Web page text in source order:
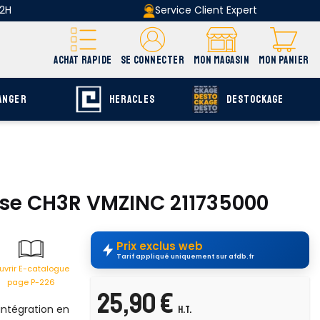
Service Client Expert
ACHAT RAPIDE SE CONNECTER MON MAGASIN MON PANIER
HERACLES DESTOCKAGE
VMZINC 211735000
E-catalogue
page P-226
en
Prix exclus web
Tarif appliqué uniquement sur afdb.fr
25,90 € H.T.